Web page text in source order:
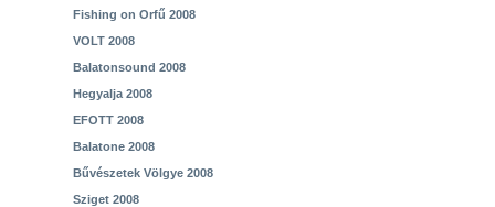
Fishing on Orfű 2008
VOLT 2008
Balatonsound 2008
Hegyalja 2008
EFOTT 2008
Balatone 2008
Bűvészetek Völgye 2008
Sziget 2008